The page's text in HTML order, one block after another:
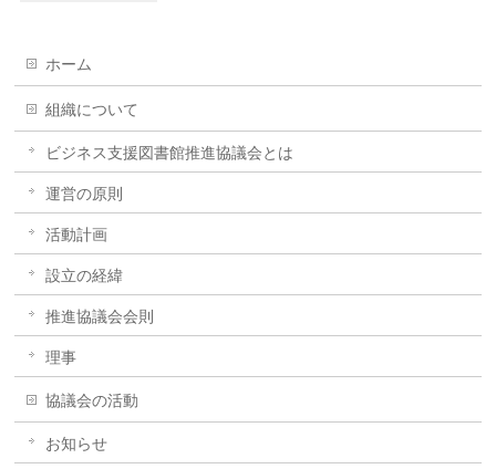
ホーム
組織について
ビジネス支援図書館推進協議会とは
運営の原則
活動計画
設立の経緯
推進協議会会則
理事
協議会の活動
お知らせ